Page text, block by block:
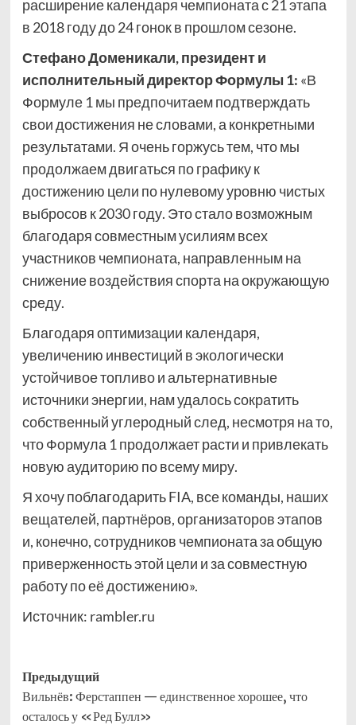
расширение календаря чемпионата с 21 этапа
в 2018 году до 24 гонок в прошлом сезоне.
Стефано Доменикали, президент и
исполнительный директор Формулы 1: «В
Формуле 1 мы предпочитаем подтверждать
свои достижения не словами, а конкретными
результатами. Я очень горжусь тем, что мы
продолжаем двигаться по графику к
достижению цели по нулевому уровню чистых
выбросов к 2030 году. Это стало возможным
благодаря совместным усилиям всех
участников чемпионата, направленным на
снижение воздействия спорта на окружающую
среду.
Благодаря оптимизации календаря,
увеличению инвестиций в экологически
устойчивое топливо и альтернативные
источники энергии, нам удалось сократить
собственный углеродный след, несмотря на то,
что Формула 1 продолжает расти и привлекать
новую аудиторию по всему миру.
Я хочу поблагодарить FIA, все команды, наших
вещателей, партнёров, организаторов этапов
и, конечно, сотрудников чемпионата за общую
приверженность этой цели и за совместную
работу по её достижению».
Источник: rambler.ru
Навигация
записи
Предыдущий
Вильнёв: Ферстаппен — единственное хорошее, что
осталось у «Ред Булл»